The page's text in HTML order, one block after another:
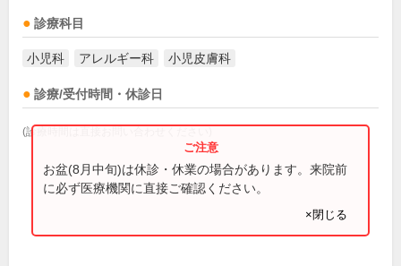
診療科目
小児科 アレルギー科 小児皮膚科
診療/受付時間・休診日
(診療時間は直接お問い合わせください)
お盆(8月中旬)は休診・休業の場合があります。来院前
に必ず医療機関に直接ご確認ください。
×閉じる